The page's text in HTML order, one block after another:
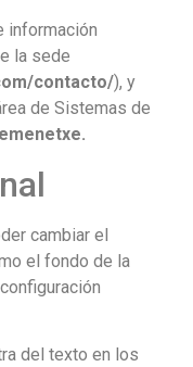
información
la sede
/contacto/), y
de Sistemas de
cambiar el
el fondo de la
del texto en los